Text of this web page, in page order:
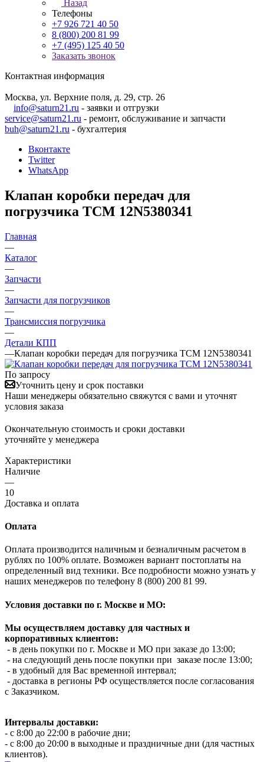
Назад
Телефоны
+7 926 721 40 50
8 (800) 200 81 99
+7 (495) 125 40 50
Заказать звонок
Контактная информация
Москва, ул. Верхние поля, д. 29, стр. 26
info@saturn21.ru - заявки и отгрузки
service@saturn21.ru - ремонт, обслуживание и запчасти
buh@saturn21.ru - бухгалтерия
Вконтакте
Twitter
WhatsApp
Клапан коробки передач для
погрузчика TCM 12N5380341
Главная
—
Каталог
—
Запчасти
—
Запчасти для погрузчиков
—
Трансмиссия погрузчика
—
Детали КПП
—Клапан коробки передач для погрузчика TCM 12N5380341
По запросу
Уточнить цену и срок поставки
Наши менеджеры обязательно свяжутся с вами и уточнят
условия заказа
Окончательную стоимость и сроки доставки
уточняйте у менеджера
Характеристики
Наличие
—
10
Доставка и оплата
Оплата
Оплата производится наличным и безналичным расчетом в
рублях по 100% оплате. Возможен вариант постоплаты на
определенный вид техники. Все подробности можно узнать у
наших менеджеров по телефону 8 (800) 200 81 99.
Условия доставки по г. Москве и МО:
Мы осуществляем доставку для частных и
корпоративных клиентов:
- в день покупки по г. Москве и МО при заказе до 13:00;
- на следующий день после покупки при заказе после 13:00;
- в удобный для Вас временной интервал;
- доставка в регионы РФ осуществляется после согласования
с Заказчиком.
Интервалы доставки:
- с 8:00 до 22:00 в рабочие дни;
- с 8:00 до 20:00 в выходные и праздничные дни (для частных
клиентов).